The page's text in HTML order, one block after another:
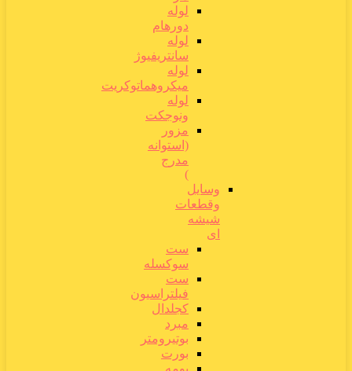
لوله
دورهام
لوله
سانتریفیوژ
لوله
میکروهماتوکریت
لوله
ونوجکت
مزور
(استوانه
مدرج
)
وسایل
وقطعات
شیشه
ای
ست
سوکسله
ست
فیلتراسیون
کجلدال
مبرد
بوتیرومتر
بورت